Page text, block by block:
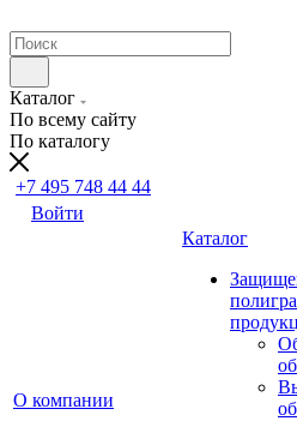
Каталог
По всему сайту
По каталогу
+7 495 748 44 44
Войти
О компании
Каталог